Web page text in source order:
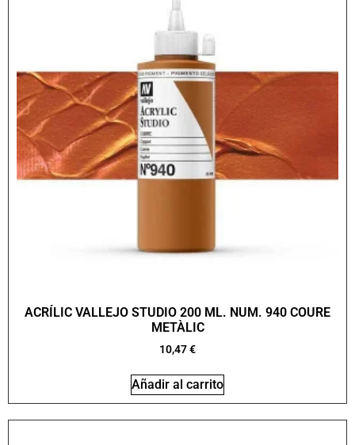
ACRÍLIC VALLEJO STUDIO 200 ML. NUM. 940 COURE
METÀLIC
10,47€
Añadir al carrito